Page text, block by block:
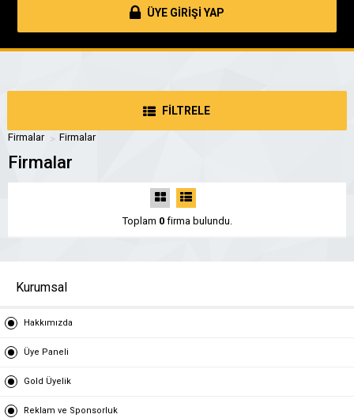
ÜYE GİRİŞİ YAP
FİLTRELE
Firmalar Firmalar
Firmalar
Toplam 0firma bulundu.
Kurumsal
Hakkımızda
Üye Paneli
Gold Üyelik
Reklam ve Sponsorluk